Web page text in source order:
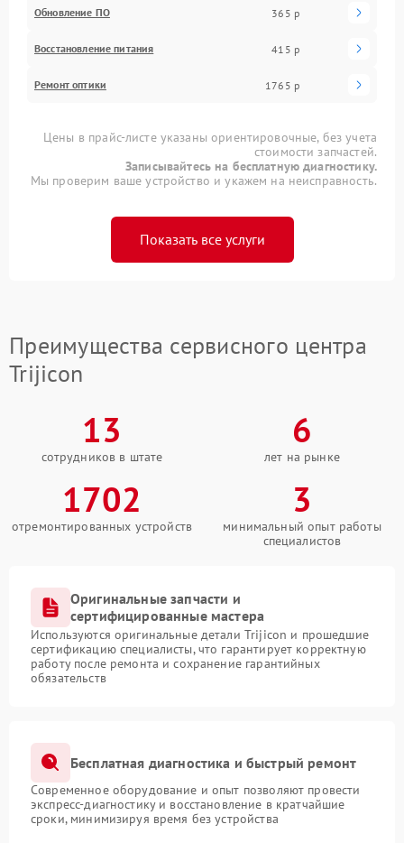
Обновление ПО 365 р
Восстановление питания 415 р
Ремонт оптики 1765 р
Цены в прайс-листе указаны ориентировочные, без учета
стоимости запчастей.
Записывайтесь на бесплатную диагностику.
Мы проверим ваше устройство и укажем на неисправность.
Показать все услуги
Преимущества сервисного центра
Trijicon
13
сотрудников в штате
6
лет на рынке
1702
отремонтированных устройств
3
минимальный опыт работы
специалистов
Оригинальные запчасти и
сертифицированные мастера
Используются оригинальные детали Trijicon и прошедшие
сертификацию специалисты, что гарантирует корректную
работу после ремонта и сохранение гарантийных
обязательств
Бесплатная диагностика и быстрый ремонт
Современное оборудование и опыт позволяют провести
экспресс-диагностику и восстановление в кратчайшие
сроки, минимизируя время без устройства